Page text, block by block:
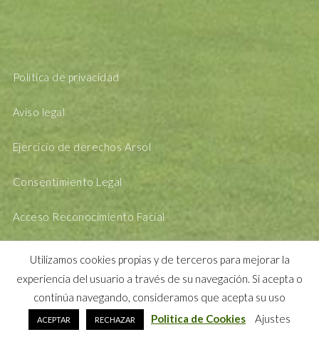
Política de privacidad
Aviso legal
Ejercicio de derechos Arsol
Consentimiento Legal
Acceso Reconocimiento Facial
DESING BYMANDARINAK
Utilizamos cookies propias y de terceros para mejorar la
experiencia del usuario a través de su navegación. Si acepta o
continúa navegando, consideramos que acepta su uso
ACEPTAR RECHAZAR Politica de Cookies Ajustes